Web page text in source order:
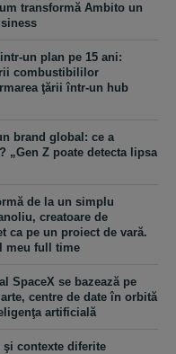
transformă Ambito un
un plan pe 15 ani:
combustibililor
ţării într-un hub
brand global: ce a
„Gen Z poate detecta lipsa
de la un simplu
creatoare de
ca pe un proiect de vară.
meu full time
SpaceX se bazează pe
centre de date în orbită
artificială
şi contexte diferite